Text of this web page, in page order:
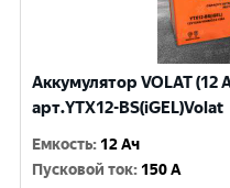
Аккумулятор VOLAT (12
арт.YTX12-BS(iGEL)Volat
Емкость: 12 Ач
Пусковой ток: 150 A